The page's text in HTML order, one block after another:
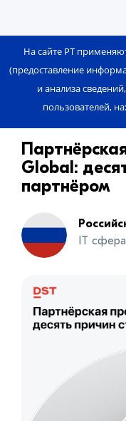
На сайте РТ
(предоставление
и анализа
пользователей,
Global:
партнёром
IT сфера